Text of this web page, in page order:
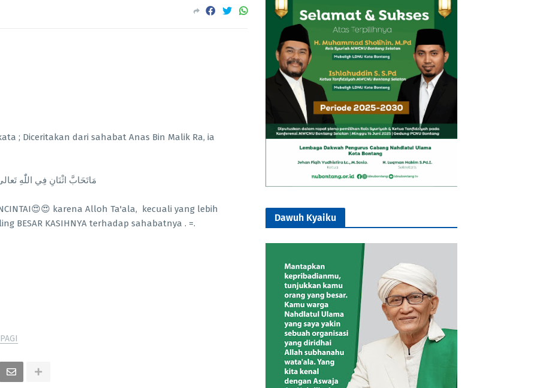
; Diceritakan dari sahabat Anas Bin Malik Ra, ia
= مَاتَحَابَّ اثْنَانِ فِي اللّٰهِ
karena Alloh Ta'ala, kecuali yang lebih
BESAR KASIHNYA terhadap sahabatnya . =.
Dawuh Kyaiku